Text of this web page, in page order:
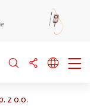
z o.o.